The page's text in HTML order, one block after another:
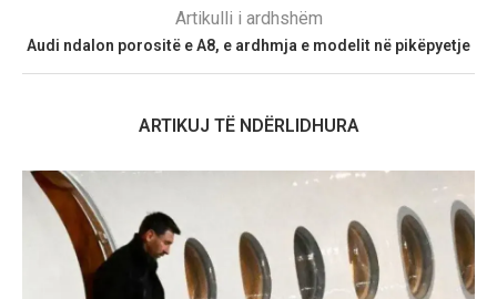
Artikulli i ardhshëm
Audi ndalon porositë e A8, e ardhmja e modelit në pikëpyetje
ARTIKUJ TË NDËRLIDHURA